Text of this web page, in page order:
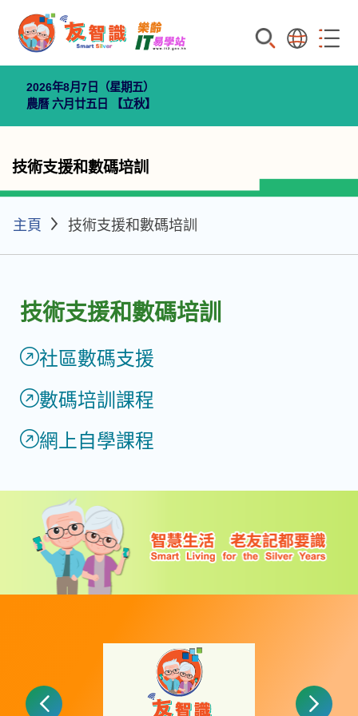
搜索 語言 菜單
2026年8月7日（星期五）
農曆 六月廿五日
【立秋】
技術支援和數碼培訓
主頁 技術支援和數碼培訓
技術支援和數碼培訓
社區數碼支援
數碼培訓課程
網上自學課程